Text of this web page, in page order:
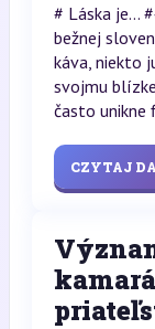
# Láska je...
bežnej
káva, niekto
svojmu
často unikne
CZYTAJ